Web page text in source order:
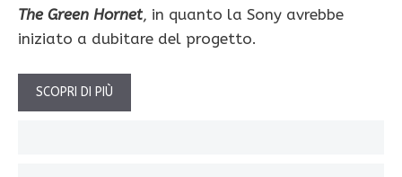
The Green Hornet, in quanto la Sony avrebbe
iniziato a dubitare del progetto.
SCOPRI DI PIÙ